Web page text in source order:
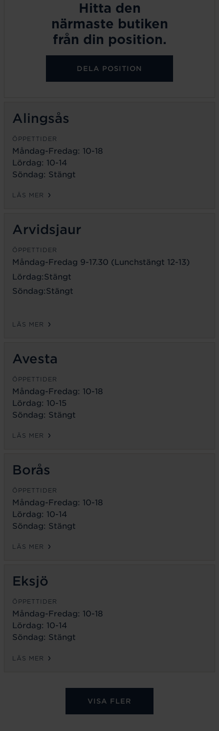
Hitta den
närmaste butiken
från din position.
DELA POSITION
Alingsås
ÖPPETTIDER
Måndag-Fredag: 10-18
Lördag: 10-14
Söndag: Stängt
LÄS MER
Arvidsjaur
ÖPPETTIDER
Måndag-Fredag 9-17.30 (Lunchstängt 12-13)
Lördag:Stängt
Söndag:Stängt
LÄS MER
Avesta
ÖPPETTIDER
Måndag-Fredag: 10-18
Lördag: 10-15
Söndag: Stängt
LÄS MER
Borås
ÖPPETTIDER
Måndag-Fredag: 10-18
Lördag: 10-14
Söndag: Stängt
LÄS MER
Eksjö
ÖPPETTIDER
Måndag-Fredag: 10-18
Lördag: 10-14
Söndag: Stängt
LÄS MER
VISA FLER